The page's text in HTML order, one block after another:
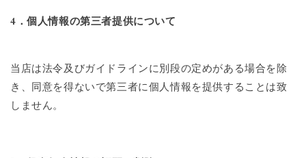
4．個人情報の第三者提供について
当店は法令及びガイドラインに別段の定めがある場合を除
き、同意を得ないで第三者に個人情報を提供することは致
しません。